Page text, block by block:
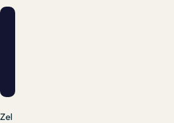
Zel